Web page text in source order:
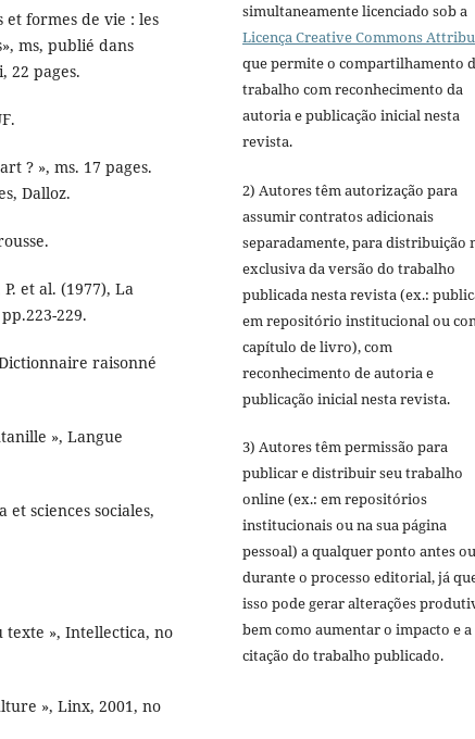
et formes de vie : les
ms, publié dans
22 pages.
? », ms. 17 pages.
Dalloz.
et al. (1977), La
229.
Dictionnaire raisonné
», Langue
et sciences sociales,
texte », Intellectica, no
», Linx, 2001, no
simultaneamente licenciado sob a
Licença Creative Commons
que permite o compartilhamento
trabalho com reconhecimento da
autoria e publicação inicial nesta
revista.
2) Autores têm autorização para
assumir contratos adicionais
separadamente, para distribuição
exclusiva da versão do trabalho
publicada nesta revista (ex.:
em repositório institucional ou
capítulo de livro), com
reconhecimento de autoria e
publicação inicial nesta revista.
3) Autores têm permissão para
publicar e distribuir seu trabalho
online (ex.: em repositórios
institucionais ou na sua página
pessoal) a qualquer ponto antes ou
durante o processo editorial, já
isso pode gerar alterações
bem como aumentar o impacto e a
citação do trabalho publicado.